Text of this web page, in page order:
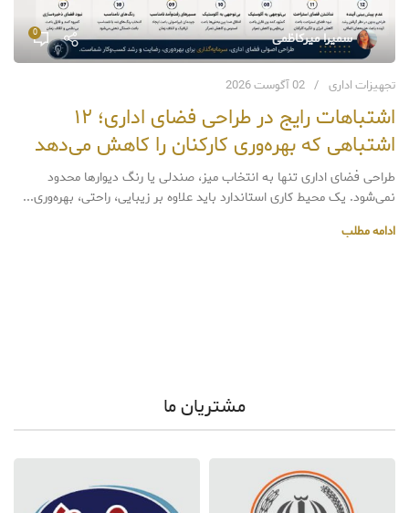
سمیرا میرکاظمی 0
تجهیزات اداری 02 آگوست 2026
اشتباهات رایج در طراحی فضای اداری؛ ۱۲
اشتباهی که بهره‌وری کارکنان را کاهش می‌دهد
طراحی فضای اداری تنها به انتخاب میز، صندلی یا رنگ دیوارها محدود
نمی‌شود. یک محیط کاری استاندارد باید علاوه بر زیبایی، راحتی، بهره‌وری...
ادامه مطلب
مشتریان ما